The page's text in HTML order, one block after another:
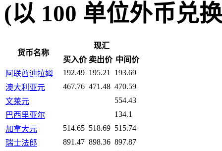
(以 100 单位外币兑
货币名称
现汇
买入价 卖出价 中间价
阿联酋迪拉姆
192.49 195.21
193.69
澳大利亚元
467.76 471.48 470.59
文莱元
554.43
巴西里亚尔
134.1
加拿大元
514.65 518.69 515.74
瑞士法郎
891.47 898.36 897.87